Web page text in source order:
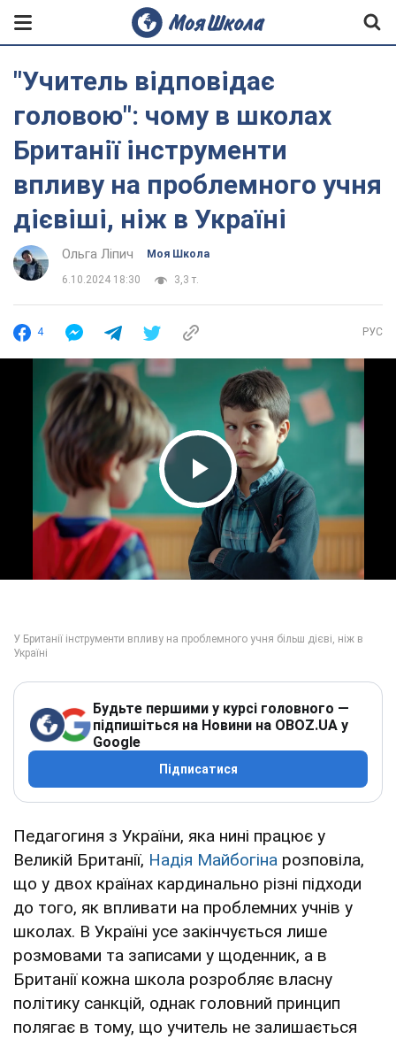
"Учитель відповідає
головою": чому в школах
Британії інструменти
впливу на проблемного учня
дієвіші, ніж в Україні
Ольга Ліпич Моя Школа
6.10.2024 18:30 3,3 т.
4 РУС
Play Video
Будьте першими у курсі головного —
підпишіться на Новини на OBOZ.UA у
Google
Підписатися
Педагогиня з України, яка нині працює у
Великій Британії, Надія Майбогіна розповіла,
що у двох країнах кардинально різні підходи
до того, як впливати на проблемних учнів у
школах. В Україні усе закінчується лише
розмовами та записами у щоденник, а в
Британії кожна школа розробляє власну
політику санкцій, однак головний принцип
полягає в тому, що учитель не залишається